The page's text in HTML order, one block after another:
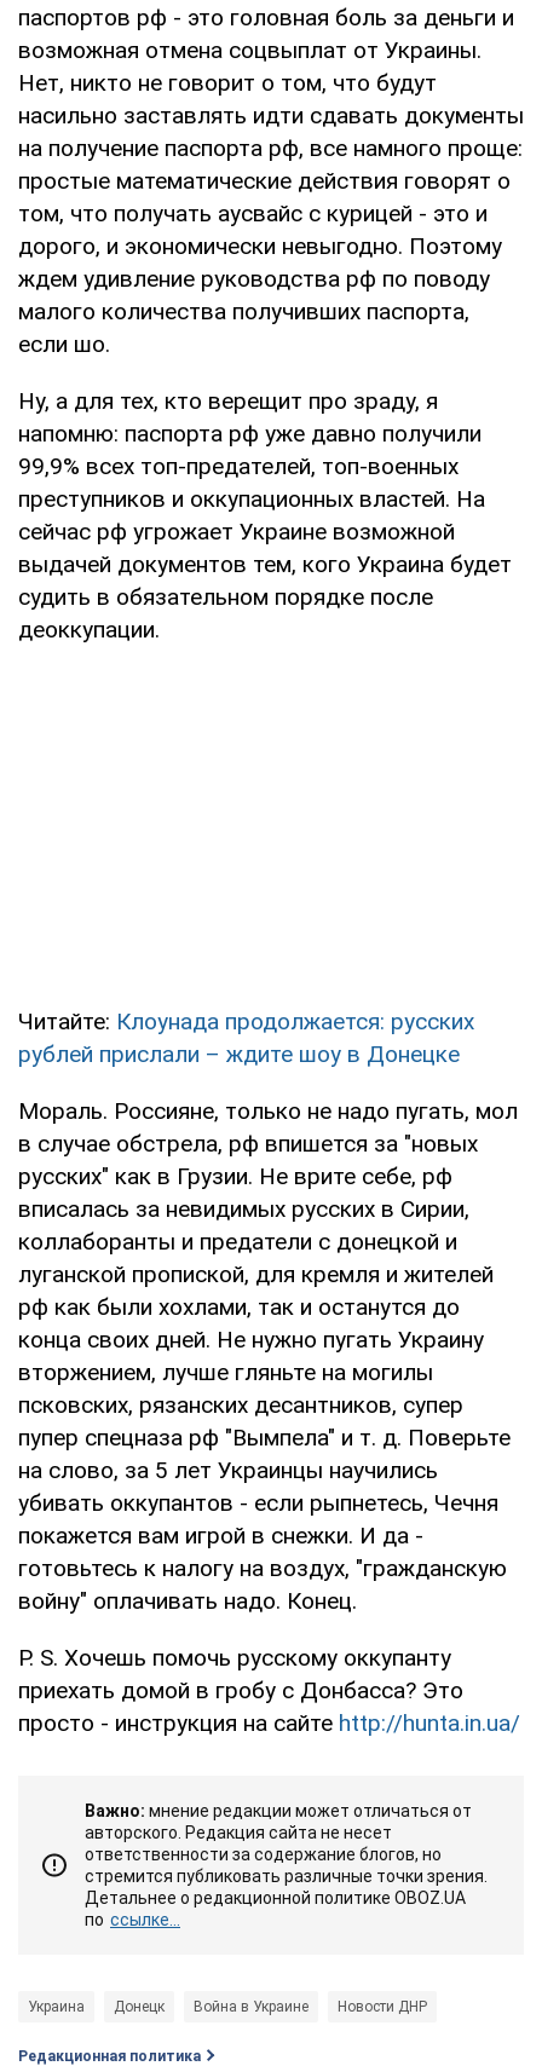
паспортов рф - это головная боль за деньги и
возможная отмена соцвыплат от Украины.
Нет, никто не говорит о том, что будут
насильно заставлять идти сдавать документы
на получение паспорта рф, все намного проще:
простые математические действия говорят о
том, что получать аусвайс с курицей - это и
дорого, и экономически невыгодно. Поэтому
ждем удивление руководства рф по поводу
малого количества получивших паспорта,
если шо.
Ну, а для тех, кто верещит про зраду, я
напомню: паспорта рф уже давно получили
99,9% всех топ-предателей, топ-военных
преступников и оккупационных властей. На
сейчас рф угрожает Украине возможной
выдачей документов тем, кого Украина будет
судить в обязательном порядке после
деоккупации.
Читайте: Клоунада продолжается: русских
рублей прислали – ждите шоу в Донецке
Мораль. Россияне, только не надо пугать, мол
в случае обстрела, рф впишется за "новых
русских" как в Грузии. Не врите себе, рф
вписалась за невидимых русских в Сирии,
коллаборанты и предатели с донецкой и
луганской пропиской, для кремля и жителей
рф как были хохлами, так и останутся до
конца своих дней. Не нужно пугать Украину
вторжением, лучше гляньте на могилы
псковских, рязанских десантников, супер
пупер спецназа рф "Вымпела" и т. д. Поверьте
на слово, за 5 лет Украинцы научились
убивать оккупантов - если рыпнетесь, Чечня
покажется вам игрой в снежки. И да -
готовьтесь к налогу на воздух, "гражданскую
войну" оплачивать надо. Конец.
P. S. Хочешь помочь русскому оккупанту
приехать домой в гробу с Донбасса? Это
просто - инструкция на сайте http://hunta.in.ua/
Важно: мнение редакции может отличаться от
авторского. Редакция сайта не несет
ответственности за содержание блогов, но
стремится публиковать различные точки зрения.
Детальнее о редакционной политике OBOZ.UA
по ссылке...
Украина Донецк Война в Украине Новости ДНР
Редакционная политика